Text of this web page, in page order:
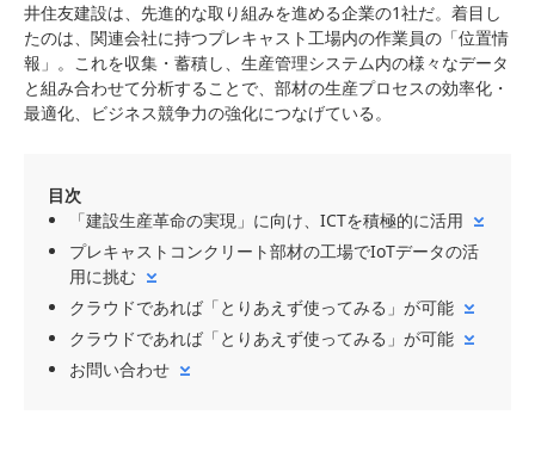
井住友建設は、先進的な取り組みを進める企業の1社だ。着目し
たのは、関連会社に持つプレキャスト工場内の作業員の「位置情
報」。これを収集・蓄積し、生産管理システム内の様々なデータ
と組み合わせて分析することで、部材の生産プロセスの効率化・
最適化、ビジネス競争力の強化につなげている。
目次
「建設生産革命の実現」に向け、ICTを積極的に活用
プレキャストコンクリート部材の工場でIoTデータの活
用に挑む
クラウドであれば「とりあえず使ってみる」が可能
クラウドであれば「とりあえず使ってみる」が可能
お問い合わせ